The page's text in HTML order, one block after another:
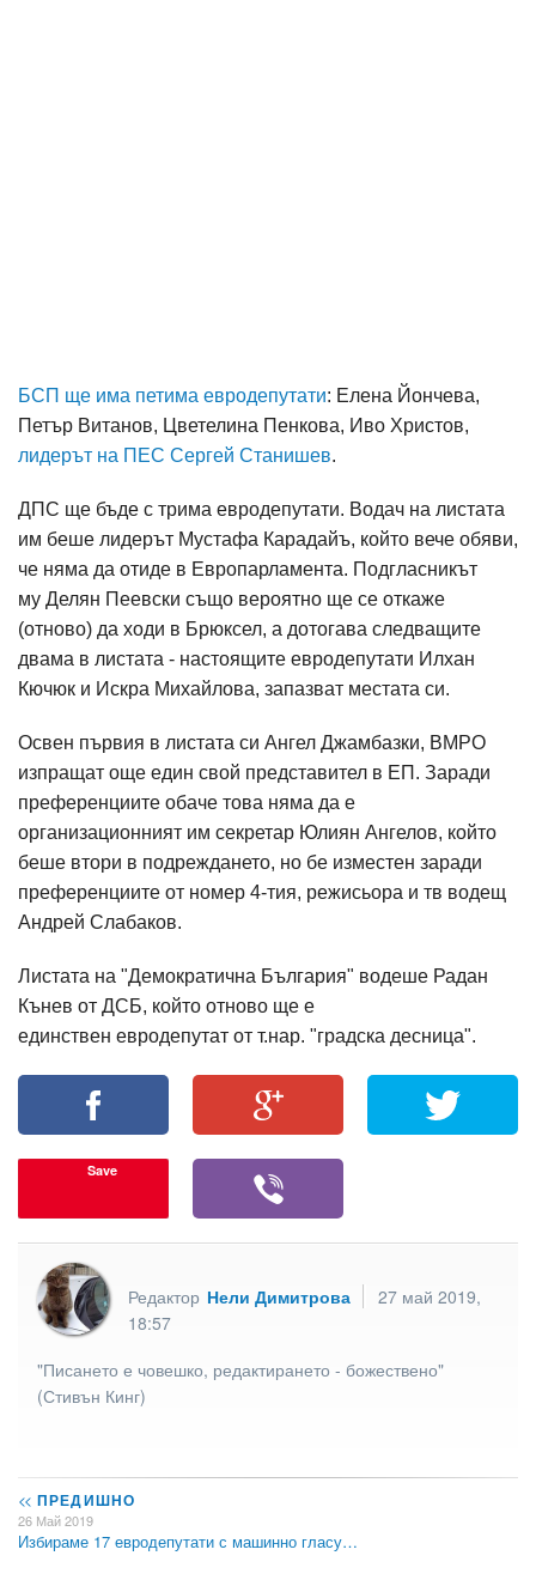
БСП ще има петима евродепутати: Елена Йончева,
Петър Витанов, Цветелина Пенкова, Иво Христов,
лидерът на ПЕС Сергей Станишев.
ДПС ще бъде с трима евродепутати. Водач на листата
им беше лидерът Мустафа Карадайъ, който вече обяви,
че няма да отиде в Европарламента. Подгласникът
му Делян Пеевски също вероятно ще се откаже
(отново) да ходи в Брюксел, а дотогава следващите
двама в листата - настоящите евродепутати Илхан
Кючюк и Искра Михайлова, запазват местата си.
Освен първия в листата си Ангел Джамбазки, ВМРО
изпращат още един свой представител в ЕП. Заради
преференциите обаче това няма да е
организационният им секретар Юлиян Ангелов, който
беше втори в подреждането, но бе изместен заради
преференциите от номер 4-тия, режисьора и тв водещ
Андрей Слабаков.
Листата на "Демократична България" водеше Радан
Кънев от ДСБ, който отново ще е
единствен евродепутат от т.нар. "градска десница".
Save
Редактор Нели Димитрова
27 май 2019,
18:57
"Писането е човешко, редактирането - божествено"
(Стивън Кинг)
<< ПРЕДИШНО
26 Май 2019
Избираме 17 евродепутати с машинно гласу…